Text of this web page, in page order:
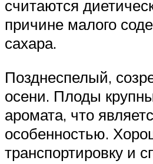
считаются
причине малого
сахара.
Позднеспелый,
осени. Плоды
аромата, что
особенностью.
транспортировку и